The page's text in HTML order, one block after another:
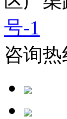
号-1
咨询